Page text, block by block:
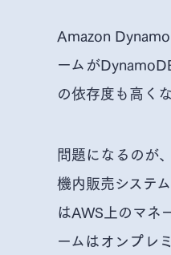
Amazon
ームが
の依存度も高くな
問題になるのが、
機内販売システ
はAWS上のマネ
ームはオンプレ